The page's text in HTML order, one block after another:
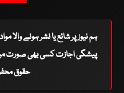
ہم نیوز پر شائع یا نشر ہونے والا
پیشگی اجازت کسی بھی صورت
حقوق